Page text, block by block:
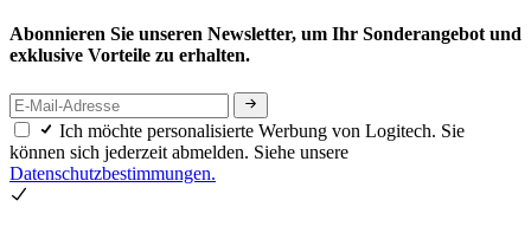
Abonnieren Sie unseren Newsletter, um Ihr Sonderangebot und
exklusive Vorteile zu erhalten.
Ich möchte personalisierte Werbung von Logitech. Sie
können sich jederzeit abmelden. Siehe unsere
Datenschutzbestimmungen.